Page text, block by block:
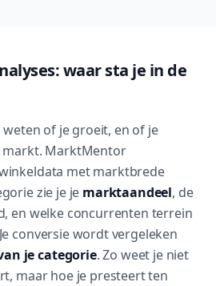
waar sta je in de
of je groeit, en of je
markt. MarktMentor
met marktbrede
zie je je marktaandeel, de
en welke concurrenten terrein
conversie wordt vergeleken
je categorie. Zo weet je niet
maar hoe je presteert ten